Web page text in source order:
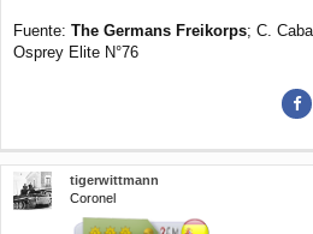
Fuente: The Germans Freikorps; C.
Osprey Elite N°76
tigerwittmann
Coronel